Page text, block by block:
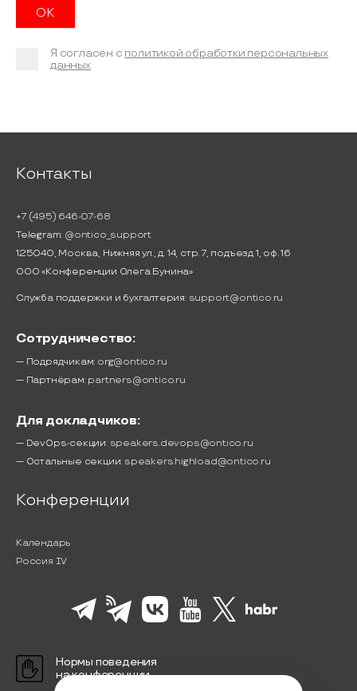
Я согласен с политикой обработки персональных
данных
Контакты
+7 (495) 646-07-68
Telegram: @ontico_support
125040, Москва, Нижняя ул., д. 14, стр. 7, подъезд 1, оф. 16
ООО «Конференции Олега Бунина»
Служба поддержки и бухгалтерия: support@ontico.ru
Сотрудничество:
— Подрядчикам: org@ontico.ru
— Партнёрам: partners@ontico.ru
Для докладчиков:
— DevOps-секции: speakers.devops@ontico.ru
— Остальные секции: speakers.highload@ontico.ru
Конференции
Календарь
Россия IV
Нормы поведения
на конференции